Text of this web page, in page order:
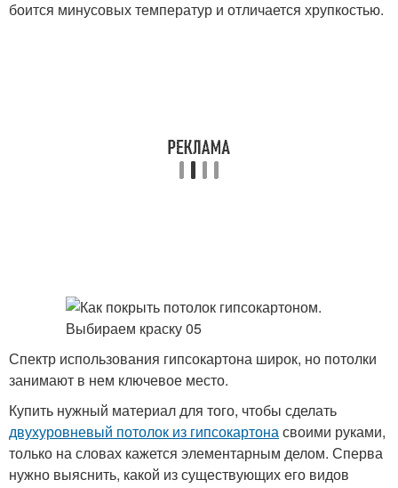
боится минусовых температур и отличается хрупкостью.
Спектр использования гипсокартона широк, но потолки
занимают в нем ключевое место.
Купить нужный материал для того, чтобы сделать
двухуровневый потолок из гипсокартонасвоими руками,
только на словах кажется элементарным делом. Сперва
нужно выяснить, какой из существующих его видов